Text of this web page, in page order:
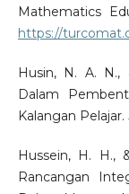
Mathematics
https://
Husin, N. A. N.,
Dalam
Kalangan
Hussein, H. H.,
Rancangan